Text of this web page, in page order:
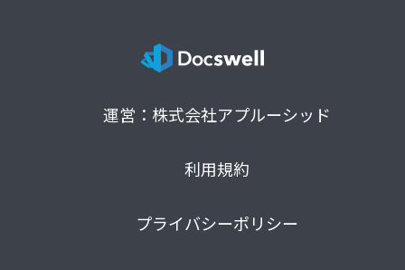
運営：株式会社アプルーシッド
利用規約
プライバシーポリシー